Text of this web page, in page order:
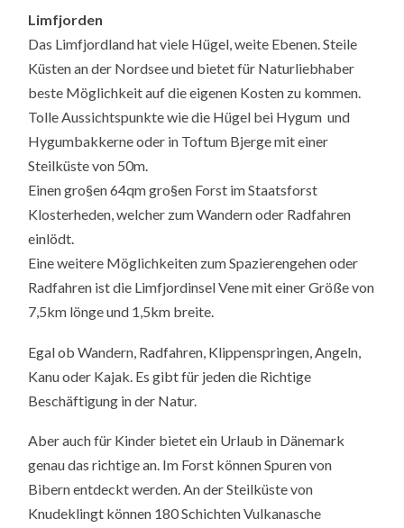
Limfjorden
Das Limfjordland hat viele Hügel, weite Ebenen. Steile
Küsten an der Nordsee und bietet für Naturliebhaber
beste Möglichkeit auf die eigenen Kosten zu kommen.
Tolle Aussichtspunkte wie die Hügel bei Hygum und
Hygumbakkerne oder in Toftum Bjerge mit einer
Steilküste von 50m.
Einen gro§en 64qm gro§en Forst im Staatsforst
Klosterheden, welcher zum Wandern oder Radfahren
einlödt.
Eine weitere Möglichkeiten zum Spazierengehen oder
Radfahren ist die Limfjordinsel Vene mit einer Größe von
7,5km lönge und 1,5km breite.
Egal ob Wandern, Radfahren, Klippenspringen, Angeln,
Kanu oder Kajak. Es gibt für jeden die Richtige
Beschäftigung in der Natur.
Aber auch für Kinder bietet ein Urlaub in Dänemark
genau das richtige an. Im Forst können Spuren von
Bibern entdeckt werden. An der Steilküste von
Knudeklingt können 180 Schichten Vulkanasche